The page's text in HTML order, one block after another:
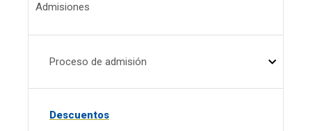
Admisiones
Proceso de admisión
Descuentos